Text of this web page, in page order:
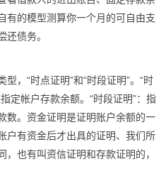
有的模型测算你一个月的可自由支
还债务。
，“时点证明”和“时段证明”。“时
定帐户存款余额。“时段证明”：指
数。资金证明是证明账户余额的一
户有资金后才出具的证明、我们所
也有叫资信证明和存款证明的，